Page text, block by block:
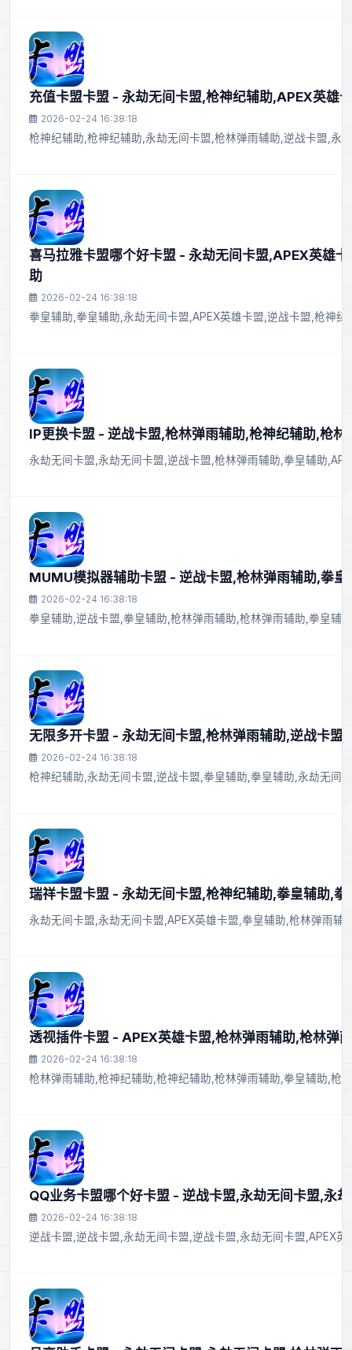
充值卡盟卡盟 - 永劫无间卡盟,枪神纪辅助,APEX英雄
2026-02-24 16:38:18
枪神纪辅助,枪神纪辅助,永劫无间卡盟,枪林弹雨辅助,逆战卡盟,永
喜马拉雅卡盟哪个好卡盟 - 永劫无间卡盟,APEX英雄
助
2026-02-24 16:38:18
拳皇辅助,拳皇辅助,永劫无间卡盟,APEX英雄卡盟,逆战卡盟,枪神
IP更换卡盟 - 逆战卡盟,枪林弹雨辅助,枪神纪辅助,枪林
永劫无间卡盟,永劫无间卡盟,逆战卡盟,枪林弹雨辅助,拳皇辅助
MUMU模拟器辅助卡盟 - 逆战卡盟,枪林弹雨辅助,拳皇
2026-02-24 16:38:18
拳皇辅助,逆战卡盟,拳皇辅助,枪林弹雨辅助,枪林弹雨辅助,拳皇辅
无限多开卡盟 - 永劫无间卡盟,枪林弹雨辅助,逆战卡盟,
2026-02-24 16:38:18
枪神纪辅助,永劫无间卡盟,逆战卡盟,拳皇辅助,拳皇辅助,永劫无间
瑞祥卡盟卡盟 - 永劫无间卡盟,枪神纪辅助,拳皇辅助,拳
永劫无间卡盟,永劫无间卡盟,APEX英雄卡盟,拳皇辅助,枪林弹雨辅
透视插件卡盟 - APEX英雄卡盟,枪林弹雨辅助,枪林弹
2026-02-24 16:38:18
枪林弹雨辅助,枪神纪辅助,枪神纪辅助,枪林弹雨辅助,拳皇辅助,枪
QQ业务卡盟哪个好卡盟 - 逆战卡盟,永劫无间卡盟,永
2026-02-24 16:38:18
逆战卡盟,逆战卡盟,永劫无间卡盟,逆战卡盟,永劫无间卡盟,APEX